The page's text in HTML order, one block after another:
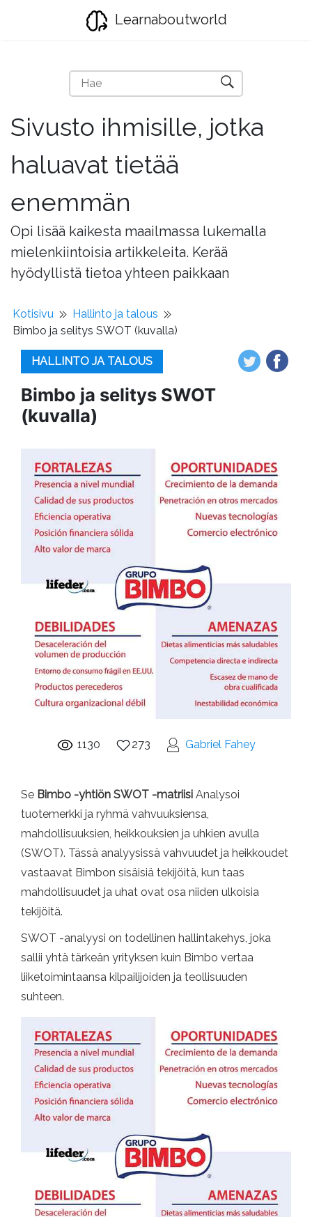
Learnaboutworld
Sivusto ihmisille, jotka
haluavat tietää
enemmän
Opi lisää kaikesta maailmassa lukemalla
mielenkiintoisia artikkeleita. Kerää
hyödyllistä tietoa yhteen paikkaan
Kotisivu
Hallinto ja talous
Bimbo ja selitys SWOT (kuvalla)
HALLINTO JA TALOUS
Bimbo ja selitys SWOT
(kuvalla)
1130 273 Gabriel Fahey
Se Bimbo -yhtiön SWOT -matriisi Analysoi
tuotemerkki ja ryhmä vahvuuksiensa,
mahdollisuuksien, heikkouksien ja uhkien avulla
(SWOT). Tässä analyysissä vahvuudet ja heikkoudet
vastaavat Bimbon sisäisiä tekijöitä, kun taas
mahdollisuudet ja uhat ovat osa niiden ulkoisia
tekijöitä.
SWOT -analyysi on todellinen hallintakehys, joka
sallii yhtä tärkeän yrityksen kuin Bimbo vertaa
liiketoimintaansa kilpailijoiden ja teollisuuden
suhteen.